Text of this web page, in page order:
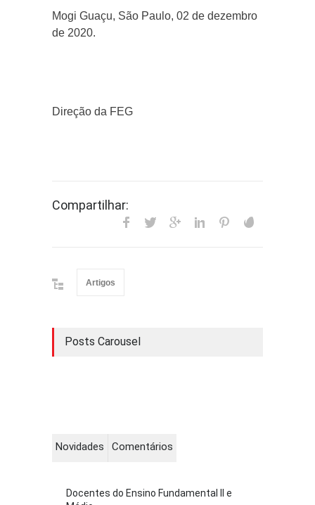
Mogi Guaçu, São Paulo, 02 de dezembro
de 2020.
Direção da FEG
Compartilhar:
Artigos
Posts Carousel
Novidades Comentários
Docentes do Ensino Fundamental II e